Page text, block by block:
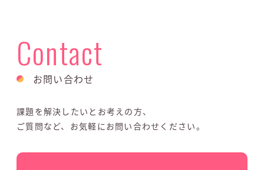
Contact
お問い合わせ
課題を解決したいとお考えの方、
ご質問など、お気軽にお問い合わせください。